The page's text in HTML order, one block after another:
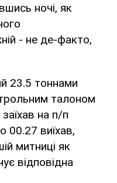
ночі, як
- не де-факто,
23.5 тоннами
талоном
на п/п
00.27 виїхав,
митниці як
відповідна